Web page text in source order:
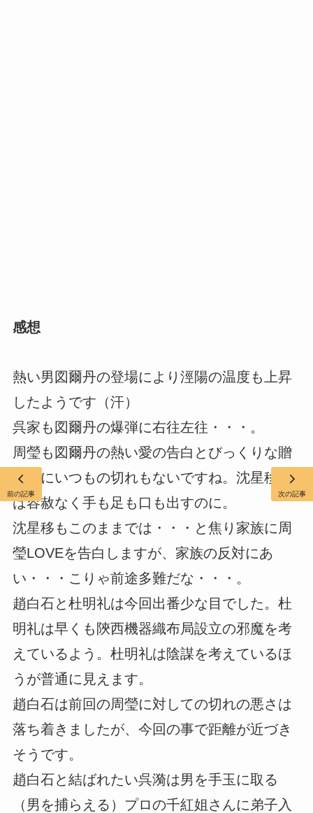
感想
熱い男図爾丹の登場により涇陽の温度も上昇
したようです（汗）
呉家も図爾丹の爆弾に右往左往・・・。
周瑩も図爾丹の熱い愛の告白とびっくりな贈
り物にいつもの切れもないですね。沈星移に
は容赦なく手も足も口も出すのに。
沈星移もこのままでは・・・と焦り家族に周
瑩LOVEを告白しますが、家族の反対にあ
い・・・こりゃ前途多難だな・・・。
趙白石と杜明礼は今回出番少な目でした。杜
明礼は早くも陝西機器織布局設立の邪魔を考
えているよう。杜明礼は陰謀を考えているほ
うが普通に見えます。
趙白石は前回の周瑩に対しての切れの悪さは
落ち着きましたが、今回の事で距離が近づき
そうです。
趙白石と結ばれたい呉漪は男を手玉に取る
（男を捕らえる）プロの千紅姐さんに弟子入
前の記事 次の記事